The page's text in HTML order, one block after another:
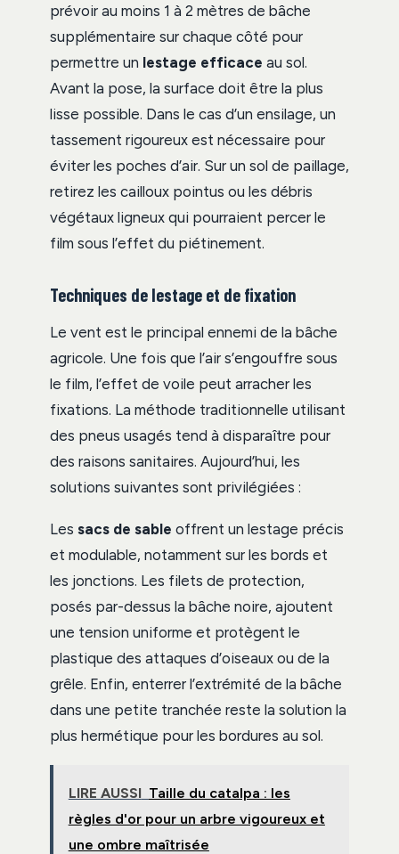
prévoir au moins 1 à 2 mètres de bâche
supplémentaire sur chaque côté pour
permettre un lestage efficace au sol.
Avant la pose, la surface doit être la plus
lisse possible. Dans le cas d’un ensilage, un
tassement rigoureux est nécessaire pour
éviter les poches d’air. Sur un sol de paillage,
retirez les cailloux pointus ou les débris
végétaux ligneux qui pourraient percer le
film sous l’effet du piétinement.
Techniques de lestage et de fixation
Le vent est le principal ennemi de la bâche
agricole. Une fois que l’air s’engouffre sous
le film, l’effet de voile peut arracher les
fixations. La méthode traditionnelle utilisant
des pneus usagés tend à disparaître pour
des raisons sanitaires. Aujourd’hui, les
solutions suivantes sont privilégiées :
Les sacs de sable offrent un lestage précis
et modulable, notamment sur les bords et
les jonctions. Les filets de protection,
posés par-dessus la bâche noire, ajoutent
une tension uniforme et protègent le
plastique des attaques d’oiseaux ou de la
grêle. Enfin, enterrer l’extrémité de la bâche
dans une petite tranchée reste la solution la
plus hermétique pour les bordures au sol.
LIRE AUSSI Taille du catalpa : les
règles d'or pour un arbre vigoureux et
une ombre maîtrisée